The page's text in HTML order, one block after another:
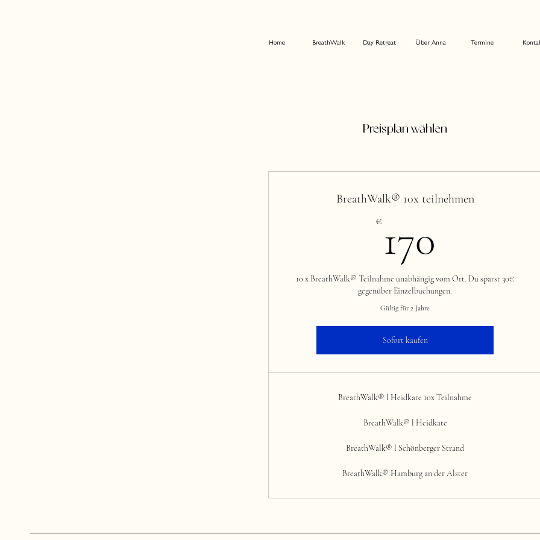
Home BreathWalk Day Retreat Über Anna Termine
Preisplan wählen
BreathWalk® 10x teilnehmen
€ 170
10 x BreathWalk® Teilnahme unabhängig vom Ort. Du sparst 30€
gegenüber Einzelbuchungen.
Gültig für 2 Jahre
Sofort kaufen
BreathWalk® l Heidkate 10x Teilnahme
BreathWalk® l Heidkate
BreathWalk® l Schönberger Strand
BreathWalk® Hamburg an der Alster